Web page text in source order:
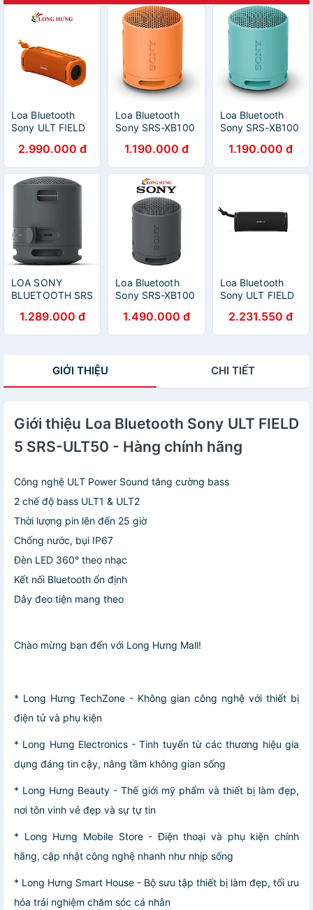
Loa Bluetooth
Sony ULT FIELD
Hàng chính hãng
2.990.000 đ
Loa Bluetooth
Sony SRS-XB100
Hãng
1.190.000 đ
Loa Bluetooth
Sony SRS-XB100
Hãng
1.190.000 đ
LOA SONY
BLUETOOTH SRS
CHÍNH HÃNG
1.289.000 đ
Loa Bluetooth
Sony SRS-XB100
hãng
1.490.000 đ
Loa Bluetooth
Sony ULT FIELD
Hãng
2.231.550 đ
GIỚI THIỆU CHI TIẾT
Giới thiệu Loa Bluetooth Sony ULT FIELD
5 SRS-ULT50 - Hàng chính hãng
Công nghệ ULT Power Sound tăng cường bass
2 chế độ bass ULT1 & ULT2
Thời lượng pin lên đến 25 giờ
Chống nước, bụi IP67
Đèn LED 360° theo nhạc
Kết nối Bluetooth ổn định
Dây đeo tiện mang theo
Chào mừng bạn đến với Long Hưng Mall!
* Long Hưng TechZone - Không gian công nghệ với thiết bị
điện tử và phụ kiện
* Long Hưng Electronics - Tinh tuyển từ các thương hiệu gia
dụng đáng tin cậy, nâng tầm không gian sống
* Long Hưng Beauty - Thế giới mỹ phẩm và thiết bị làm đẹp,
nơi tôn vinh vẻ đẹp và sự tự tin
* Long Hưng Mobile Store - Điện thoại và phụ kiện chính
hãng, cập nhật công nghệ nhanh như nhịp sống
* Long Hưng Smart House - Bộ sưu tập thiết bị làm đẹp, tối ưu
hóa trải nghiệm chăm sóc cá nhân